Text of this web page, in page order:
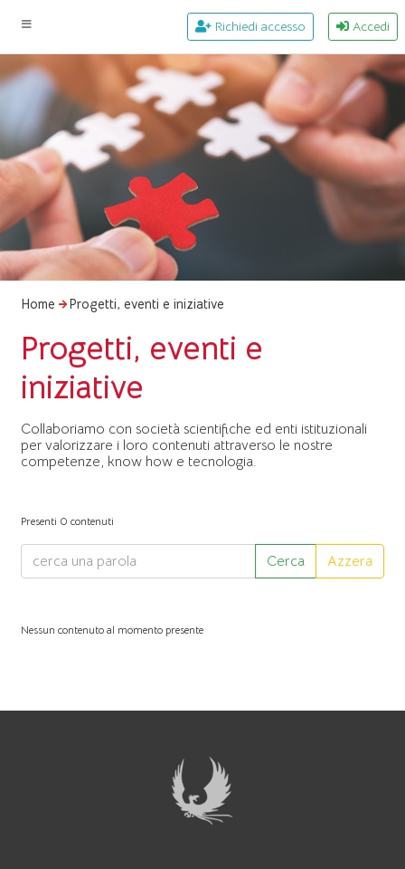
Richiedi accesso Accedi
Home Progetti, eventi e iniziative
Progetti, eventi e
iniziative
Collaboriamo con società scientifiche ed enti istituzionali
per valorizzare i loro contenuti attraverso le nostre
competenze, know how e tecnologia.
Presenti 0 contenuti
Azzera
Nessun contenuto al momento presente